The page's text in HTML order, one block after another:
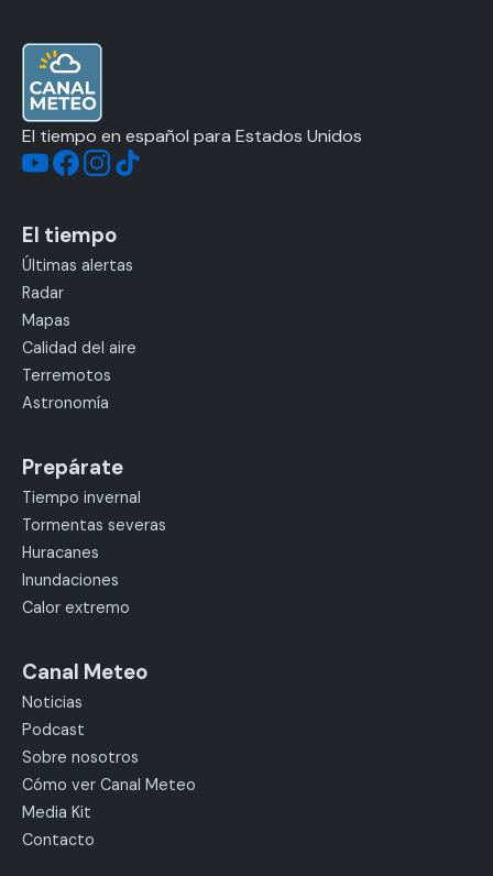
El tiempo en español para Estados Unidos
El tiempo
Últimas alertas
Radar
Mapas
Calidad del aire
Terremotos
Astronomía
Prepárate
Tiempo invernal
Tormentas severas
Huracanes
Inundaciones
Calor extremo
Canal Meteo
Noticias
Podcast
Sobre nosotros
Cómo ver Canal Meteo
Media Kit
Contacto